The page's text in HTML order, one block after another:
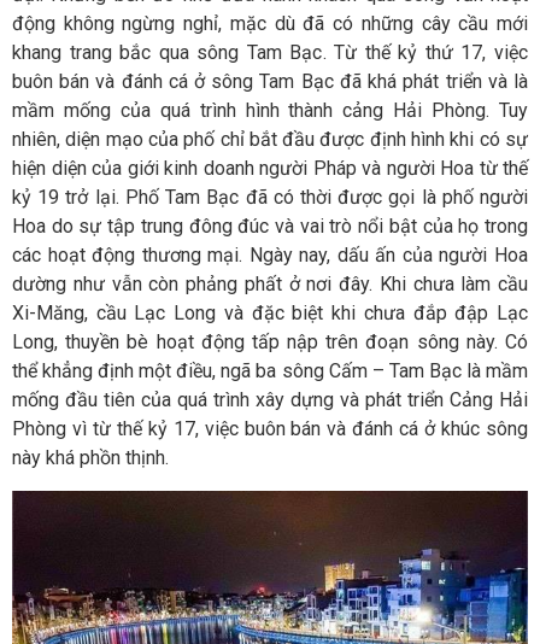
động không ngừng nghỉ, mặc dù đã có những cây cầu mới
khang trang bắc qua sông Tam Bạc. Từ thế kỷ thứ 17, việc
buôn bán và đánh cá ở sông Tam Bạc đã khá phát triển và là
mầm mống của quá trình hình thành cảng Hải Phòng. Tuy
nhiên, diện mạo của phố chỉ bắt đầu được định hình khi có sự
hiện diện của giới kinh doanh người Pháp và người Hoa từ thế
kỷ 19 trở lại. Phố Tam Bạc đã có thời được gọi là phố người
Hoa do sự tập trung đông đúc và vai trò nổi bật của họ trong
các hoạt động thương mại. Ngày nay, dấu ấn của người Hoa
dường như vẫn còn phảng phất ở nơi đây. Khi chưa làm cầu
Xi-Măng, cầu Lạc Long và đặc biệt khi chưa đắp đập Lạc
Long, thuyền bè hoạt động tấp nập trên đoạn sông này. Có
thể khẳng định một điều, ngã ba sông Cấm – Tam Bạc là mầm
mống đầu tiên của quá trình xây dựng và phát triển Cảng Hải
Phòng vì từ thế kỷ 17, việc buôn bán và đánh cá ở khúc sông
này khá phồn thịnh.